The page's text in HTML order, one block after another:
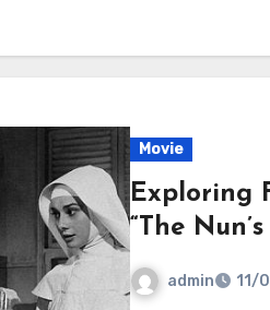
Movie
Exploring
“The
admin 11/